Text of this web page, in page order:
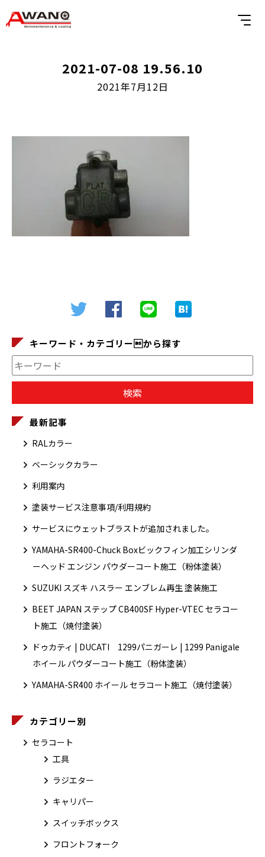
2021-07-08 19.56.10
2021年7月12日
キーワード・カテゴリーから探す
最新記事
RALカラー
ベーシックカラー
利用案内
塗装サービス注意事項/利用規約
サービスにウェットブラストが追加されました。
YAMAHA-SR400-Chuck Boxビックフィン加工シリンダ
ーヘッド エンジン パウダーコート施工（粉体塗装）
SUZUKI スズキ ハスラー エンブレム再生 塗装施工
BEET JAPAN ステップ CB400SF Hyper-VTEC セラコー
ト施工（焼付塗装）
ドゥカティ | DUCATI 1299パニガーレ | 1299 Panigale
ホイール パウダーコート施工（粉体塗装）
YAMAHA-SR400 ホイール セラコート施工（焼付塗装）
カテゴリー別
セラコート
工具
ラジエター
キャリパー
スイッチボックス
フロントフォーク